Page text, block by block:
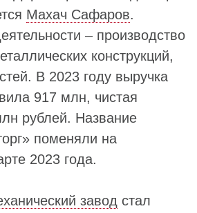
Махач Сафаров.
– производство
конструкций,
В 2023 году выручка
917 млн, чистая
рублей. Название
поменяли на
2023 года.
завод стал